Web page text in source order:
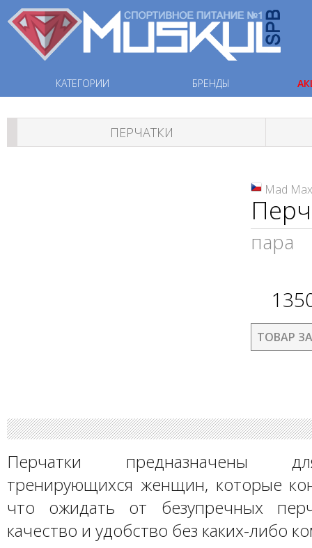
КАТЕГОРИИ БРЕНДЫ
ПЕРЧАТКИ
Mad Max
пара
ТОВАР
Перчатки предназначены
тренирующихся женщин, которые
что ожидать от безупречных
качество и удобство без каких-либо